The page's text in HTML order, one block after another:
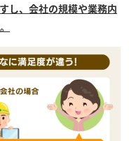
し、会社の規模や業務内